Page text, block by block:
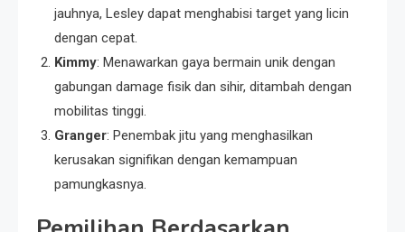
jauhnya, Lesley dapat menghabisi target yang licin
dengan cepat.
Kimmy: Menawarkan gaya bermain unik dengan
gabungan damage fisik dan sihir, ditambah dengan
mobilitas tinggi.
Granger: Penembak jitu yang menghasilkan
kerusakan signifikan dengan kemampuan
pamungkasnya.